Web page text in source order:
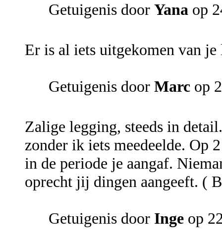
Getuigenis door Yana op
Er is al iets uitgekomen van je
Getuigenis door Marc op
Zalige legging, steeds in
zonder ik iets meedeelde. Op
in de periode je aangaf.
oprecht jij dingen aangeeft. (
Getuigenis door Inge op